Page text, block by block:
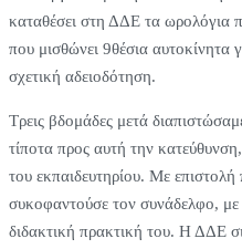
καταθέσει στη ΔΔΕ τα ωρολόγια
που μισθώνει 9θέσια αυτοκίνητα
σχετική αδειοδότηση.
Τρεις βδομάδες μετά
τίποτα προς αυτή την
του εκπαιδευτηρίου. Με
συκοφαντούσε τον συνάδελφο,
διδακτική πρακτική του. Η ΔΔΕ